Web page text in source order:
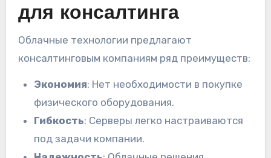
для консалтинга
Облачные технологии предлагают
консалтинговым компаниям ряд преимуществ:
Экономия: Нет необходимости в покупке
физического оборудования.
Гибкость: Серверы легко настраиваются
под задачи компании.